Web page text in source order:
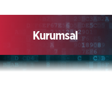
Kurumsal